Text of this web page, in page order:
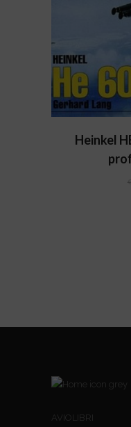
Heinkel
€
AVIOLIBRI